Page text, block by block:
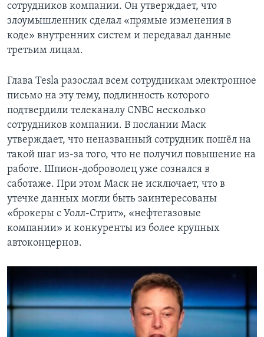
сотрудников компании. Он утверждает, что
злоумышленник сделал «прямые изменения в
коде» внутренних систем и передавал данные
третьим лицам.
Глава Tesla разослал всем сотрудникам электронное
письмо на эту тему, подлинность которого
подтвердили телеканалу CNBC несколько
сотрудников компании. В послании Маск
утверждает, что неназванный сотрудник пошёл на
такой шаг из-за того, что не получил повышение на
работе. Шпион-доброволец уже сознался в
саботаже. При этом Маск не исключает, что в
утечке данных могли быть заинтересованы
«брокеры с Уолл-Стрит», «нефтегазовые
компании» и конкуренты из более крупных
автоконцернов.